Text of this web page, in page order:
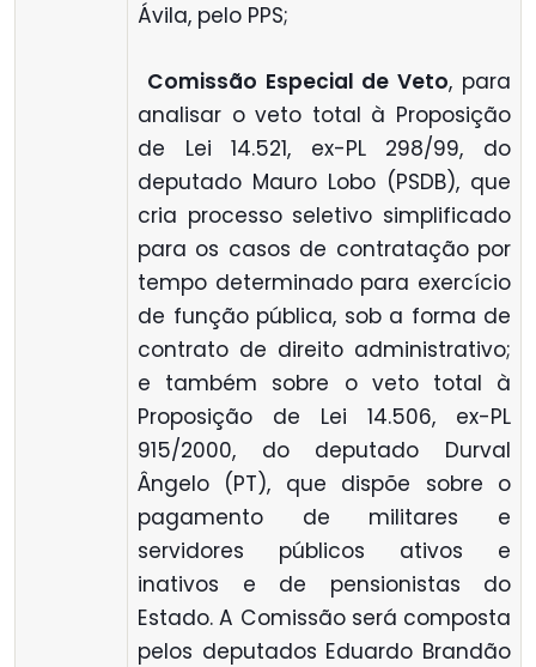
Ávila, pelo PPS;
Comissão Especial de Veto, para
analisar o veto total à Proposição
de Lei 14.521, ex-PL 298/99, do
deputado Mauro Lobo (PSDB), que
cria processo seletivo simplificado
para os casos de contratação por
tempo determinado para exercício
de função pública, sob a forma de
contrato de direito administrativo;
e também sobre o veto total à
Proposição de Lei 14.506, ex-PL
915/2000, do deputado Durval
Ângelo (PT), que dispõe sobre o
pagamento de militares e
servidores públicos ativos e
inativos e de pensionistas do
Estado. A Comissão será composta
pelos deputados Eduardo Brandão